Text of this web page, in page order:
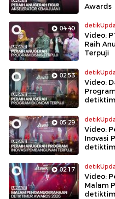
Awards
04:40
Video:
Raih
Terpuji
02:53
Video:
05:29
Video:
Inovasi
02:17
Video:
Malam